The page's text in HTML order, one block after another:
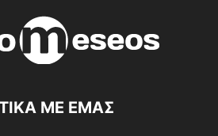
ΜΕ ΕΜΑΣ